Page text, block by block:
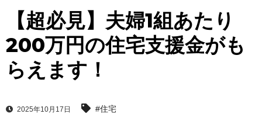
【超必見】夫婦1組あたり
200万円の住宅支援金がも
らえます！
2025年10月17日 #住宅